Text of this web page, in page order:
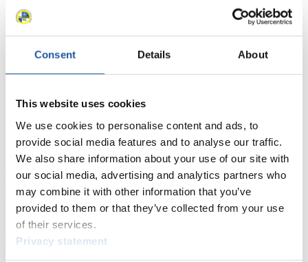
Consent Details About
This website uses cookies
We use cookies to personalise content and ads, to
provide social media features and to analyse our traffic.
We also share information about your use of our site with
our social media, advertising and analytics partners who
may combine it with other information that you’ve
provided to them or that they’ve collected from your use
of their services.
Privacy statement
Kunstbahn Rodeln Rennkalender als PDF
Ergebnisse
AktuellGesamtständeStatistiken
FIL LIVE TV
Live StreamingKunstbahnRodelnLive Streaming Alpin
Rodeln
Highlights YOG Gangwon 2024
Ergebnis-Live-Ticker Kunstbahn
Tippspiel
Naturbahn
Zielgruppen Anzeigen